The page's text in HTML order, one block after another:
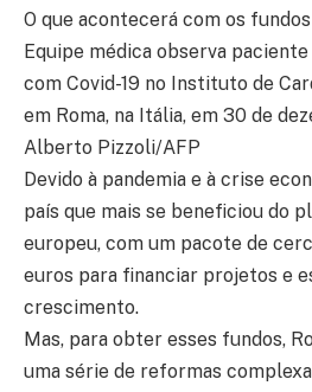
O que acontecerá com os
Equipe médica observa
com Covid-19 no Instituto de
em Roma, na Itália, em 30 de
Alberto Pizzoli/AFP
Devido à pandemia e à crise
país que mais se beneficiou do
europeu, com um pacote de
euros para financiar projetos e
crescimento.
Mas, para obter esses fundos,
uma série de reformas